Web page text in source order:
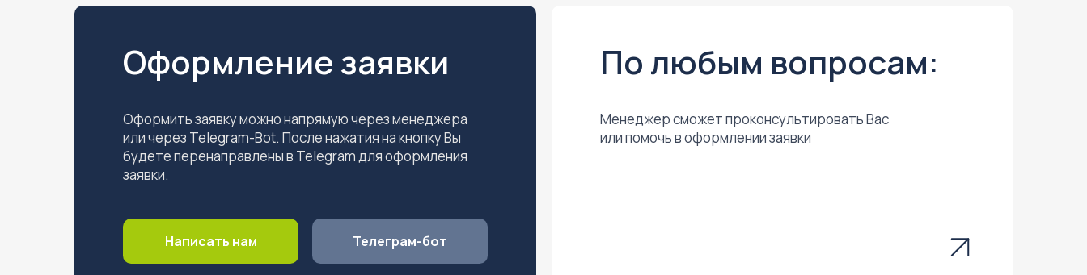
Менеджер сможет проконсультировать Вас
или помочь в оформлении заявки
По любым вопросам:
Оформление заявки
Оформить заявку можно напрямую через менеджера
или через Telegram-Bot. После нажатия на кнопку Вы
будете перенаправлены в Telegram для оформления
заявки.
Написать нам Телеграм-бот